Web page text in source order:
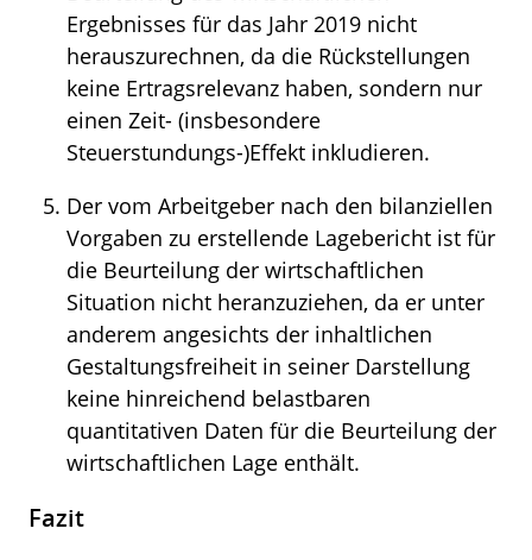
Ergebnisses für das Jahr 2019 nicht
herauszurechnen, da die Rückstellungen
keine Ertragsrelevanz haben, sondern nur
einen Zeit- (insbesondere
Steuerstundungs-)Effekt inkludieren.
Der vom Arbeitgeber nach den bilanziellen
Vorgaben zu erstellende Lagebericht ist für
die Beurteilung der wirtschaftlichen
Situation nicht heranzuziehen, da er unter
anderem angesichts der inhaltlichen
Gestaltungsfreiheit in seiner Darstellung
keine hinreichend belastbaren
quantitativen Daten für die Beurteilung der
wirtschaftlichen Lage enthält.
Fazit